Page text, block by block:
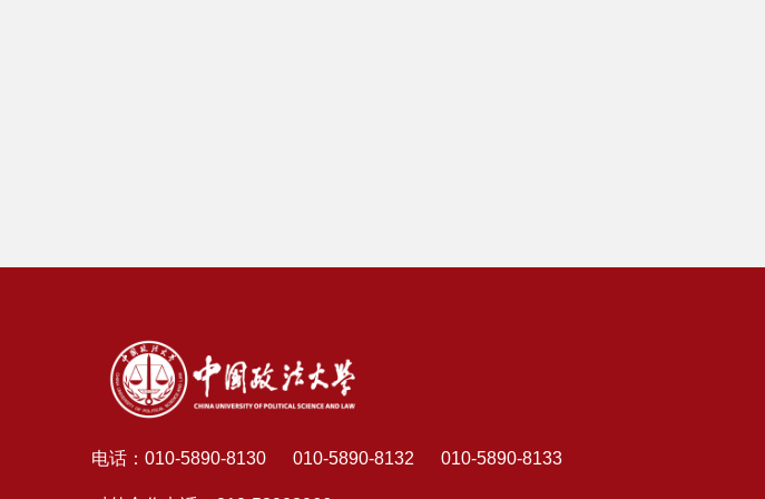
电话： 010-5890-8130 010-5890-8132 010-5890-8133